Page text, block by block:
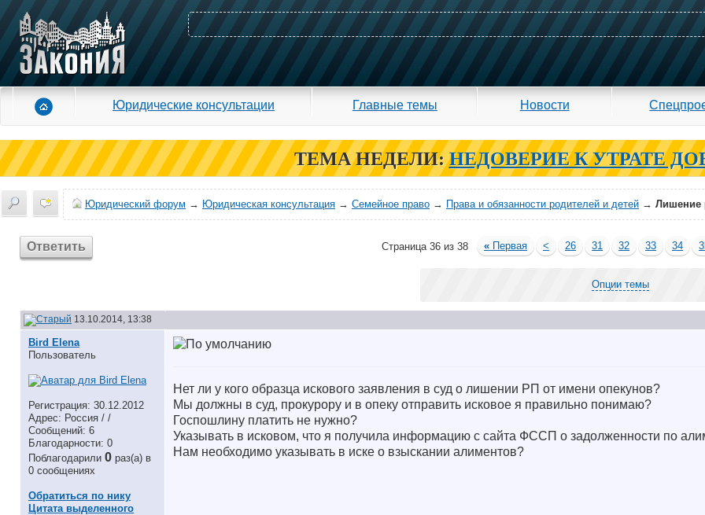
Юридические консультации Главные темы Новости
ТЕМА НЕДЕЛИ: НЕДОВЕРИЕ К УТРАТЕ
Юридический форум → Юридическая консультация → Семейное право → Права и обязанности родителей и детей → Лишение
Ответить Страница 36 из 38 « Первая < 26 31 32 33 34
Опции темы
13.10.2014, 13:38
Bird Elena
Пользователь
Регистрация: 30.12.2012
Адрес: Россия / /
Сообщений: 6
Благодарности: 0
Поблагодарили 0 раз(а) в
0 сообщениях
Обратиться по нику
Цитата выделенного
Нет ли у кого образца искового заявления в суд о лишении РП от имени опекунов?
Мы должны в суд, прокурору и в опеку отправить исковое я правильно понимаю?
Госпошлину платить не нужно?
Указывать в исковом, что я получила информацию с сайта ФССП о задолженности по
Нам необходимо указывать в иске о взыскании алиментов?